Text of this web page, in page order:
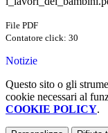
File PDF
Contatore click: 30
Notizie
Questo sito o gli
cookie necessari al
COOKIE POLICY.